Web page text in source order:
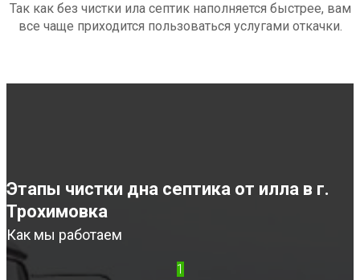
Так как без чистки ила септик наполняется быстрее, вам
все чаще приходится пользоваться услугами откачки.
Этапы чистки дна септика от илла в г.
Трохимовка
Как мы работаем
1